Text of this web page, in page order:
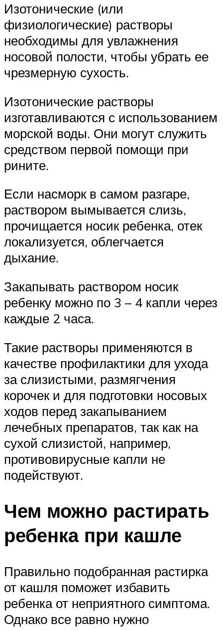
Изотонические (или
физиологические) растворы
необходимы для увлажнения
носовой полости, чтобы убрать ее
чрезмерную сухость.
Изотонические растворы
изготавливаются с использованием
морской воды. Они могут служить
средством первой помощи при
рините.
Если насморк в самом разгаре,
раствором вымывается слизь,
прочищается носик ребенка, отек
локализуется, облегчается
дыхание.
Закапывать раствором носик
ребенку можно по 3 – 4 капли через
каждые 2 часа.
Такие растворы применяются в
качестве профилактики для ухода
за слизистыми, размягчения
корочек и для подготовки носовых
ходов перед закапыванием
лечебных препаратов, так как на
сухой слизистой, например,
противовирусные капли не
подействуют.
Чем можно растирать
ребенка при кашле
Правильно подобранная растирка
от кашля поможет избавить
ребенка от неприятного симптома.
Однако все равно нужно